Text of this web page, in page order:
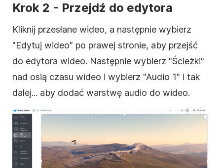
Krok 2 - Przejdź do edytora
Kliknij przesłane wideo, a następnie wybierz
"Edytuj wideo" po prawej stronie, aby przejść
do edytora wideo. Następnie wybierz "Ścieżki"
nad osią czasu wideo i wybierz "Audio 1" i tak
dalej... aby dodać warstwę audio do wideo.